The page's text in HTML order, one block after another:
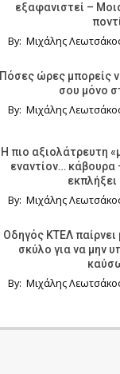
εξαφανιστεί –
By: Μιχάλης
Πόσες ώρες μπορείς
σου μόνο
By: Μιχάλης
Η πιο αξιολάτρευτη
εναντίον… κάβουρα
By: Μιχάλης
Οδηγός KTΕΛ
σκύλο για να μην
By: Μιχάλης